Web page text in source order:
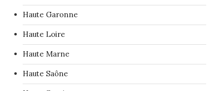
Haute Garonne
Haute Loire
Haute Marne
Haute Saône